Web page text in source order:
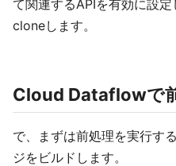
て関連するAPIを有効に設
cloneします。
Cloud Dataflowで
で、まずは前処理を実行す
ジをビルドします。